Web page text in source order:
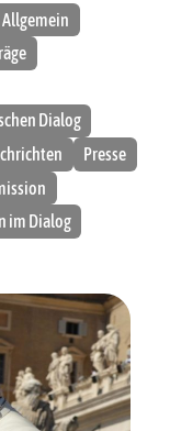
Allgemein
Dialog
Presse
im Dialog